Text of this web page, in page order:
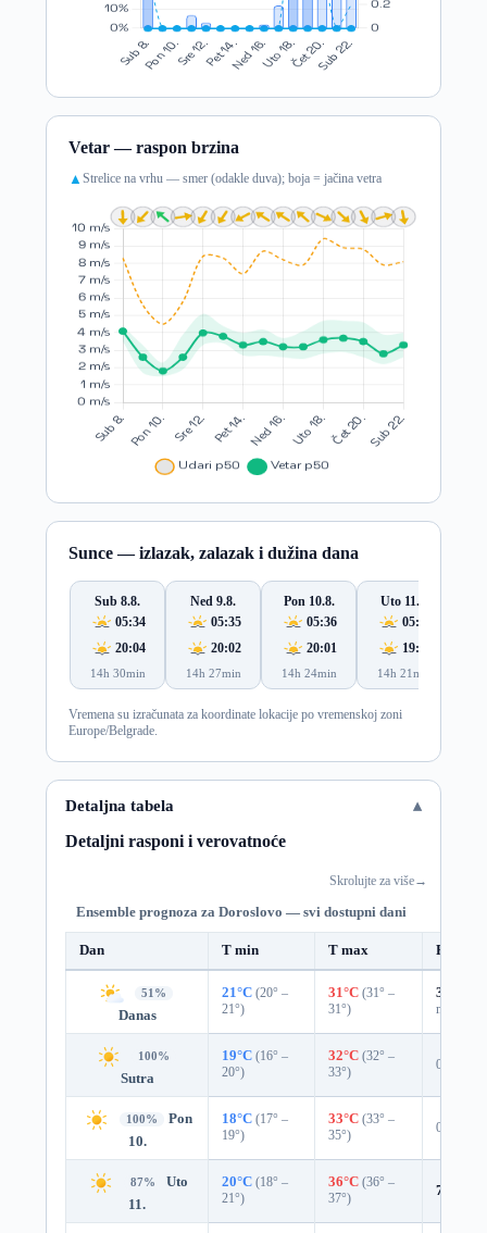
Vetar — raspon brzina
▲ Strelice na vrhu — smer (odakle duva); boja = jačina vetra
Sunce — izlazak, zalazak i dužina dana
Sub 8.8.
05:34
20:04
14h 30min
Ned 9.8.
05:35
20:02
14h 27min
Pon 10.8.
05:36
20:01
14h 24min
Uto 11.8.
05:37
19:59
14h 21min
Vremena su izračunata za koordinate lokacije po vremenskoj zoni
Europe/Belgrade.
Detaljna tabela
Detaljni rasponi i verovatnoće
Skrolujte za više→
Ensemble prognoza za Doroslovo — svi dostupni dani
Dan T min T max
51%
Danas
21°C (20° –
21°)
31°C (31° –
31°)
36%
mm)
100%
Sutra
19°C (16° –
20°)
32°C (32° –
33°)
0%
100%
Pon
10.
18°C (17° –
19°)
33°C (33° –
35°)
0%
87%
Uto
11.
20°C (18° –
21°)
36°C (36° –
37°)
7%